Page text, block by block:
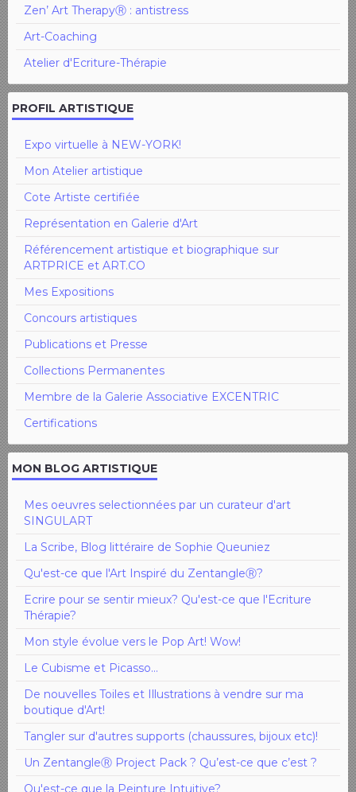
Zen’ Art TherapyⓇ : antistress
Art-Coaching
Atelier d'Ecriture-Thérapie
PROFIL ARTISTIQUE
Expo virtuelle à NEW-YORK!
Mon Atelier artistique
Cote Artiste certifiée
Représentation en Galerie d'Art
Référencement artistique et biographique sur
ARTPRICE et ART.CO
Mes Expositions
Concours artistiques
Publications et Presse
Collections Permanentes
Membre de la Galerie Associative EXCENTRIC
Certifications
MON BLOG ARTISTIQUE
Mes oeuvres selectionnées par un curateur d'art
SINGULART
La Scribe, Blog littéraire de Sophie Queuniez
Qu'est-ce que l'Art Inspiré du ZentangleⓇ?
Ecrire pour se sentir mieux? Qu'est-ce que l'Ecriture
Thérapie?
Mon style évolue vers le Pop Art! Wow!
Le Cubisme et Picasso...
De nouvelles Toiles et Illustrations à vendre sur ma
boutique d'Art!
Tangler sur d'autres supports (chaussures, bijoux etc)!
Un ZentangleⓇ Project Pack ? Qu’est-ce que c’est ?
Qu'est-ce que la Peinture Intuitive?